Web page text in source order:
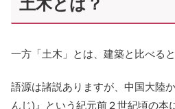
一方「土木」とは、建築と比べる
語源は諸説ありますが、中国大陸
んじ)』という紀元前２世紀頃の本